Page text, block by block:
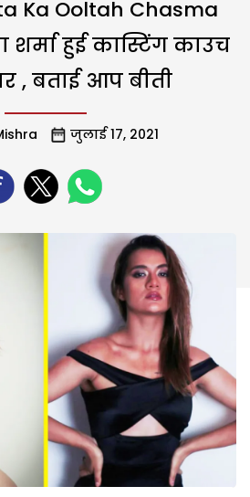
Ka Ooltah Chasma
शर्मा हुई कास्टिंग काउच
, बताई आप बीती
जुलाई 17, 2021